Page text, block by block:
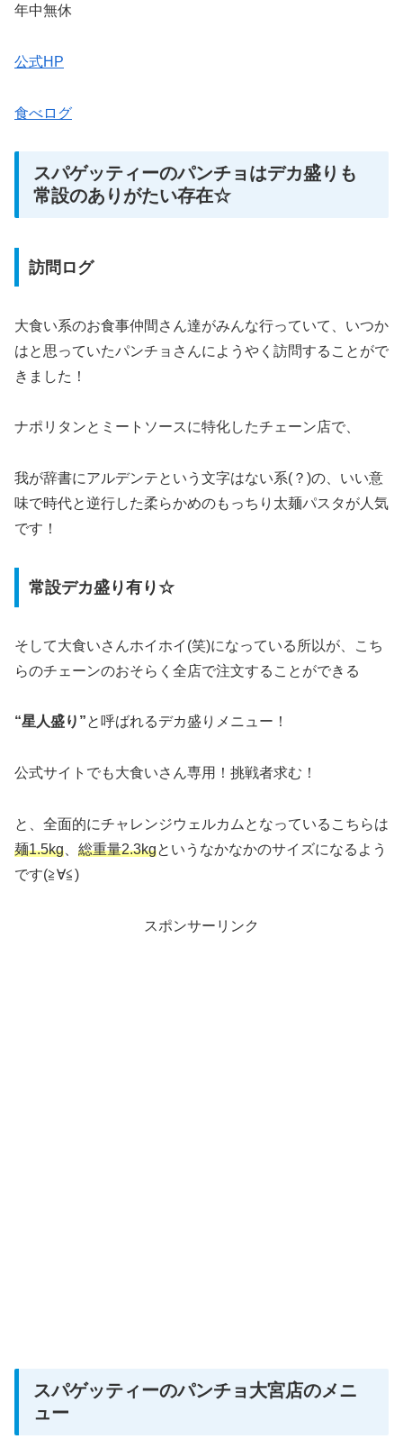
年中無休
公式HP
食べログ
スパゲッティーのパンチョはデカ盛りも
常設のありがたい存在☆
訪問ログ
大食い系のお食事仲間さん達がみんな行っていて、いつか
はと思っていたパンチョさんにようやく訪問することがで
きました！
ナポリタンとミートソースに特化したチェーン店で、
我が辞書にアルデンテという文字はない系(？)の、いい意
味で時代と逆行した柔らかめのもっちり太麺パスタが人気
です！
常設デカ盛り有り☆
そして大食いさんホイホイ(笑)になっている所以が、こち
らのチェーンのおそらく全店で注文することができる
“星人盛り”と呼ばれるデカ盛りメニュー！
公式サイトでも大食いさん専用！挑戦者求む！
と、全面的にチャレンジウェルカムとなっているこちらは
麺1.5kg
総重量2.3kgというなかなかのサイズになるよう
です(≧∀≦)
スポンサーリンク
スパゲッティーのパンチョ大宮店のメニ
ュー